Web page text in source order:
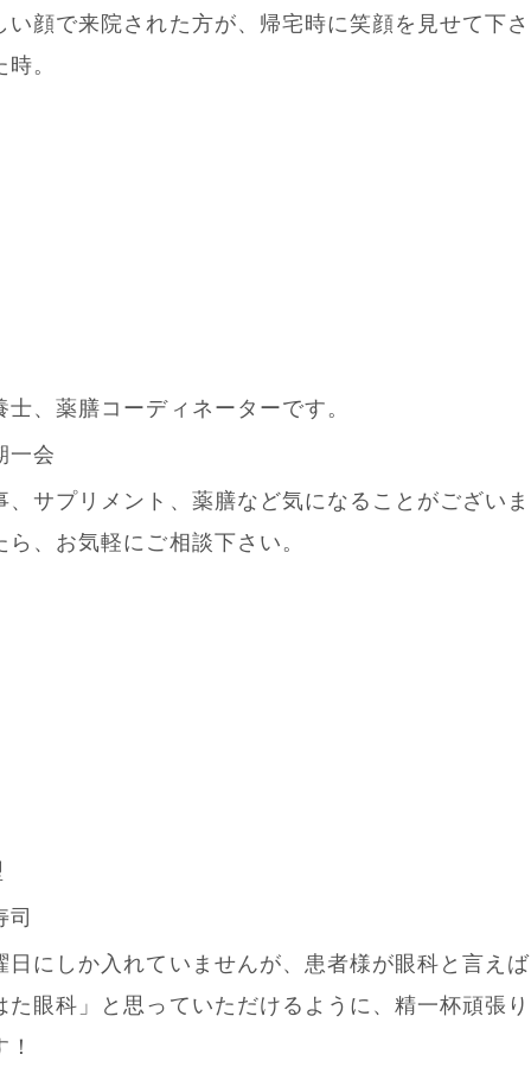
い顔で来院された方が、帰宅時に笑顔を見せて下さ
時。
士、薬膳コーディネーターです。
一会
、サプリメント、薬膳など気になることがございま
ら、お気軽にご相談下さい。
司
日にしか入れていませんが、患者様が眼科と言えば
た眼科」と思っていただけるように、精一杯頑張り
！